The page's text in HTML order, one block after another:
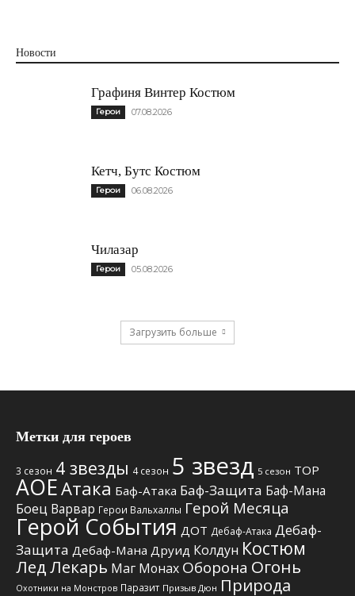
Новости
Графиня Винтер Костюм
Герои 07.08.2026
Кетч, Бутс Костюм
Герои 06.08.2026
Чилазар
Герои 05.08.2026
Загрузить больше
Метки для героев
3 сезон 4 звезды 4 сезон 5 звезд 5 сезон TOP
АОЕАтака Баф-Атака Баф-Защита Баф-Мана
Боец Варвар Герои Вальхаллы Герой Месяца
Герой События ДОТ Дебаф-Атака Дебаф-
Защита Дебаф-Мана Друид Колдун Костюм
ЛедЛекарь Маг Монах Оборона Огонь
Охотники на Монстров Паразит Призыв Дюн Природа